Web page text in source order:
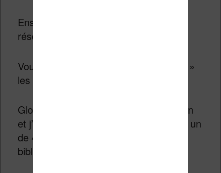
Ensuite, connectez votre liseuse au
réseau Wifi.
Vous n’avez qu’à « Glissez et déposez »
les fichiers PDF sur le site.
Globalement le système fonctionne bien
et j’ai pu envoyer des documents, dont un
de 40 mo qui a été ajouté à ma
bibliothèque Kindle.